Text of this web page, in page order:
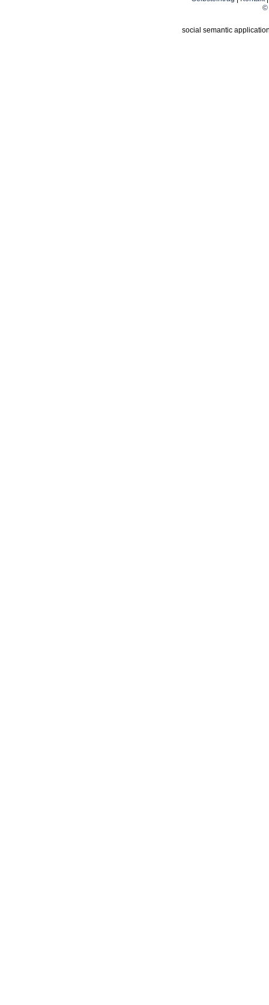
©
social semantic